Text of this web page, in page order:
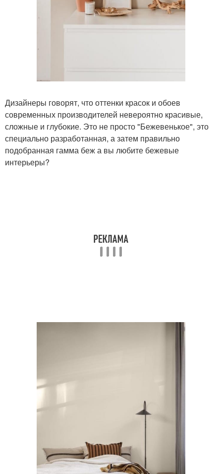
Дизайнеры говорят, что оттенки красок и обоев
современных производителей невероятно красивые,
сложные и глубокие. Это не просто "Бежевенькое", это
специально разработанная, а затем правильно
подобранная гамма беж а вы любите бежевые
интерьеры?